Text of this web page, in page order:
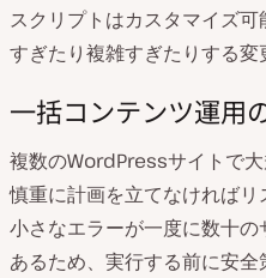
スクリプトはカスタマイズ
すぎたり複雑すぎたりする変
一括コンテンツ運用
複数のWordPressサイトで大
慎重に計画を立てなければ
小さなエラーが一度に数十
あるため、実行する前に安全